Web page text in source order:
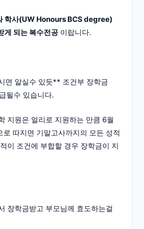
학사(UW Honours BCS degree)
게 되는 복수전공 이랍니다.
면 알실수 있듯** 조건부 장학금
될수 있습니다.
지원은 얼리로 지원하는 만큼 6월
로 따지면 기말고사까지의 모든 성적
이 조건에 부합할 경우 장학금이 지
장학금받고 부모님께 효도하는걸